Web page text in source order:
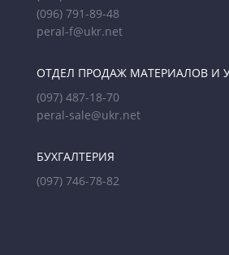
(096) 791-89-48
peral-f@ukr.net
ОТДЕЛ ПРОДАЖ МАТЕРИАЛОВ И
(097) 487-18-70
peral-sale@ukr.net
БУХГАЛТЕРИЯ
(097) 746-78-82